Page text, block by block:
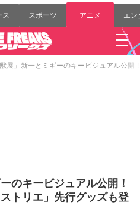
ス スポーツ アニメ エン
獣展」新一とミギーのキービジュアル公
のキービジュアル公開！
トリエ」先行グッズも登